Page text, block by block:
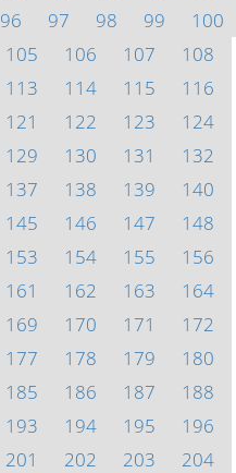
96 97 98 99
100
105 106 107
108
113 114 115
116
121 122 123
124
129 130 131
132
137 138 139
140
145 146 147
148
153 154 155
156
161 162 163
164
169 170 171
172
177 178 179
180
185 186 187
188
193 194 195
196
201 202 203
204